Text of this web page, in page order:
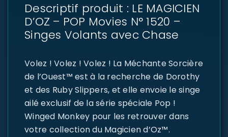
Descriptif produit : LE MAGICIEN
D’OZ – POP Movies N° 1520 –
Singes Volants avec Chase
Volez ! Volez ! Volez ! La Méchante Sorcière
de l’Ouest™ est à la recherche de Dorothy
et des Ruby Slippers, et elle envoie le singe
ailé exclusif de la série spéciale Pop !
Winged Monkey pour les retrouver dans
votre collection du Magicien d’Oz™.